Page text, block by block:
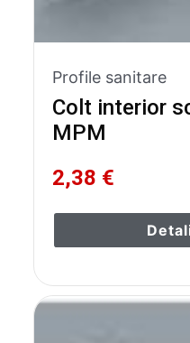
Profile sanitare
Colt interior
MPM
2,38 €